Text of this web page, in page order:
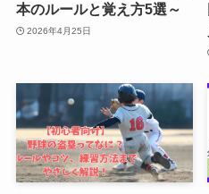
本のルールと覚え方5選～
2026年4月25日